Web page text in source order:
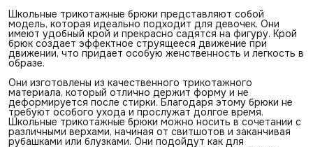
Школьные трикотажные брюки представляют собой
модель, которая идеально подходит для девочек. Они
имеют удобный крой и прекрасно садятся на фигуру. Крой
брюк создает эффектное струящееся движение при
движении, что придает особую женственность и легкость в
образе.
Они изготовлены из качественного трикотажного
материала, который отлично держит форму и не
деформируется после стирки. Благодаря этому брюки не
требуют особого ухода и прослужат долгое время.
Школьные трикотажные брюки можно носить в сочетании с
различными верхами, начиная от свитшотов и заканчивая
рубашками или блузками. Они подойдут как для